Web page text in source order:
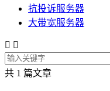
抗投诉服务器
大带宽服务器
 
共 1 篇文章